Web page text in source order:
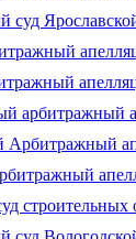
суд
арбитражный
Арбитражный
строительных